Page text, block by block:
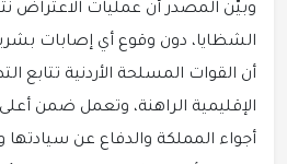
وبيّن المصدر أن عمليات
الشظايا، دون وقوع أي إصابات
أن القوات المسلحة الأردنية تتابع
الإقليمية الراهنة، وتعمل ضمن
أجواء المملكة والدفاع عن سيادتها